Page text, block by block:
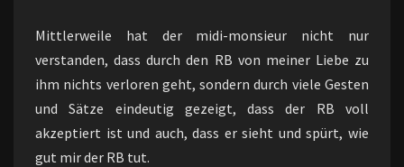
Mittlerweile hat der midi-monsieur nicht nur
verstanden, dass durch den RB von meiner Liebe zu
ihm nichts verloren geht, sondern durch viele Gesten
und Sätze eindeutig gezeigt, dass der RB voll
akzeptiert ist und auch, dass er sieht und spürt, wie
gut mir der RB tut.